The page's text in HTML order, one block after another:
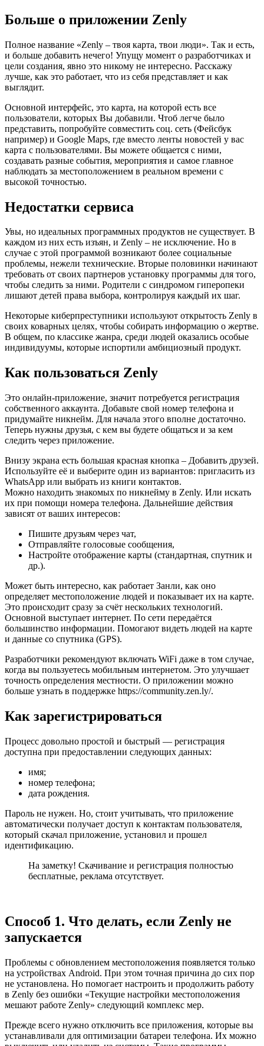
Больше о приложении Zenly
Полное название «Zenly – твоя карта, твои люди». Так и есть,
и больше добавить нечего! Упущу момент о разработчиках и
цели создания, явно это никому не интересно. Расскажу
лучше, как это работает, что из себя представляет и как
выглядит.
Основной интерфейс, это карта, на которой есть все
пользователи, которых Вы добавили. Чтоб легче было
представить, попробуйте совместить соц. сеть (Фейсбук
например) и Google Maps, где вместо ленты новостей у вас
карта с пользователями. Вы можете общается с ними,
создавать разные события, мероприятия и самое главное
наблюдать за местоположением в реальном времени с
высокой точностью.
Недостатки сервиса
Увы, но идеальных программных продуктов не существует. В
каждом из них есть изъян, и Zenly – не исключение. Но в
случае с этой программой возникают более социальные
проблемы, нежели технические. Вторые половинки начинают
требовать от своих партнеров установку программы для того,
чтобы следить за ними. Родители с синдромом гиперопеки
лишают детей права выбора, контролируя каждый их шаг.
Некоторые киберпреступники используют открытость Zenly в
своих коварных целях, чтобы собирать информацию о жертве.
В общем, по классике жанра, среди людей оказались особые
индивидуумы, которые испортили амбициозный продукт.
Как пользоваться Zenly
Это онлайн-приложение, значит потребуется регистрация
собственного аккаунта. Добавьте свой номер телефона и
придумайте никнейм. Для начала этого вполне достаточно.
Теперь нужны друзья, с кем вы будете общаться и за кем
следить через приложение.
Внизу экрана есть большая красная кнопка – Добавить друзей.
Используйте её и выберите один из вариантов: пригласить из
WhatsApp или выбрать из книги контактов.
Можно находить знакомых по никнейму в Zenly. Или искать
их при помощи номера телефона. Дальнейшие действия
зависят от ваших интересов:
Пишите друзьям через чат,
Отправляйте голосовые сообщения,
Настройте отображение карты (стандартная, спутник и
др.).
Может быть интересно, как работает Занли, как оно
определяет местоположение людей и показывает их на карте.
Это происходит сразу за счёт нескольких технологий.
Основной выступает интернет. По сети передаётся
большинство информации. Помогают видеть людей на карте
и данные со спутника (GPS).
Разработчики рекомендуют включать WiFi даже в том случае,
когда вы пользуетесь мобильным интернетом. Это улучшает
точность определения местности. О приложении можно
больше узнать в поддержке https://community.zen.ly/.
Как зарегистрироваться
Процесс довольно простой и быстрый — регистрация
доступна при предоставлении следующих данных:
имя;
номер телефона;
дата рождения.
Пароль не нужен. Но, стоит учитывать, что приложение
автоматически получает доступ к контактам пользователя,
который скачал приложение, установил и прошел
идентификацию.
На заметку! Скачивание и регистрация полностью
бесплатные, реклама отсутствует.
Способ 1. Что делать, если Zenly не
запускается
Проблемы с обновлением местоположения появляется только
на устройствах Android. При этом точная причина до сих пор
не установлена. Но помогает настроить и продолжить работу
в Zenly без ошибки «Текущие настройки местоположения
мешают работе Zenly» следующий комплекс мер.
Прежде всего нужно отключить все приложения, которые вы
устанавливали для оптимизации батареи телефона. Их можно